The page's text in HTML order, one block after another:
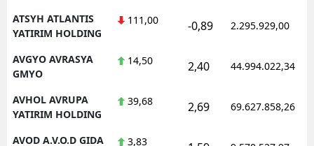
ATSYH ATLANTIS
YATIRIM HOLDING
111,00 -0,89 2.295.929,00
AVGYO AVRASYA
GMYO
14,50 2,40 44.994.022,34
AVHOL AVRUPA
YATIRIM HOLDING
39,68 2,69 69.627.858,26
AVOD A.V.O.D GIDA
3,83